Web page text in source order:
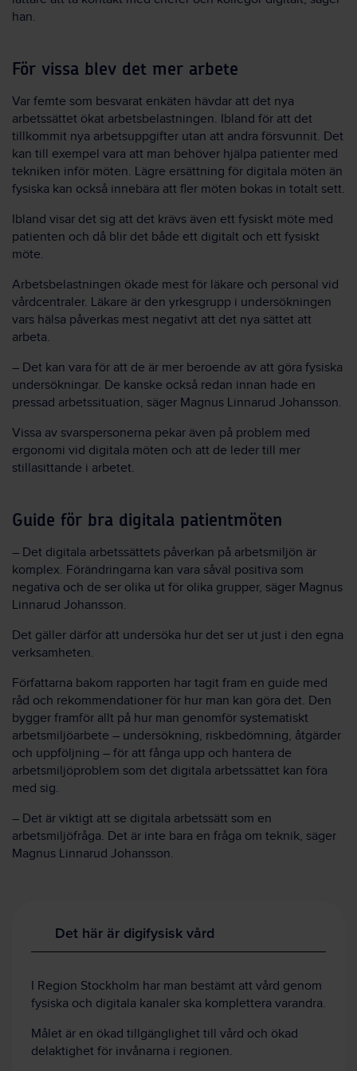
han.
För vissa blev det mer arbete
Var femte som besvarat enkäten hävdar att det nya
arbetssättet ökat arbetsbelastningen. Ibland för att det
tillkommit nya arbetsuppgifter utan att andra försvunnit. Det
kan till exempel vara att man behöver hjälpa patienter med
tekniken inför möten. Lägre ersättning för digitala möten än
fysiska kan också innebära att fler möten bokas in totalt sett.
Ibland visar det sig att det krävs även ett fysiskt möte med
patienten och då blir det både ett digitalt och ett fysiskt
möte.
Arbetsbelastningen ökade mest för läkare och personal vid
vårdcentraler. Läkare är den yrkesgrupp i undersökningen
vars hälsa påverkas mest negativt att det nya sättet att
arbeta.
– Det kan vara för att de är mer beroende av att göra fysiska
undersökningar. De kanske också redan innan hade en
pressad arbetssituation, säger Magnus Linnarud Johansson.
Vissa av svarspersonerna pekar även på problem med
ergonomi vid digitala möten och att de leder till mer
stillasittande i arbetet.
Guide för bra digitala patientmöten
– Det digitala arbetssättets påverkan på arbetsmiljön är
komplex. Förändringarna kan vara såväl positiva som
negativa och de ser olika ut för olika grupper, säger Magnus
Linnarud Johansson.
Det gäller därför att undersöka hur det ser ut just i den egna
verksamheten.
Författarna bakom rapporten har tagit fram en guide med
råd och rekommendationer för hur man kan göra det. Den
bygger framför allt på hur man genomför systematiskt
arbetsmiljöarbete – undersökning, riskbedömning, åtgärder
och uppföljning – för att fånga upp och hantera de
arbetsmiljöproblem som det digitala arbetssättet kan föra
med sig.
– Det är viktigt att se digitala arbetssätt som en
arbetsmiljöfråga. Det är inte bara en fråga om teknik, säger
Magnus Linnarud Johansson.
Det här är digifysisk vård
I Region Stockholm har man bestämt att vård genom
fysiska och digitala kanaler ska komplettera varandra.
Målet är en ökad tillgänglighet till vård och ökad
delaktighet för invånarna i regionen.